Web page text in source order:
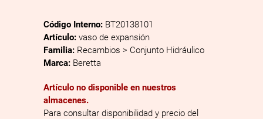
Código Interno: BT20138101
Artículo: vaso de expansión
Familia: Recambios > Conjunto Hidráulico
Marca: Beretta
Artículo no disponible en nuestros
almacenes.
Para consultar disponibilidad y precio del